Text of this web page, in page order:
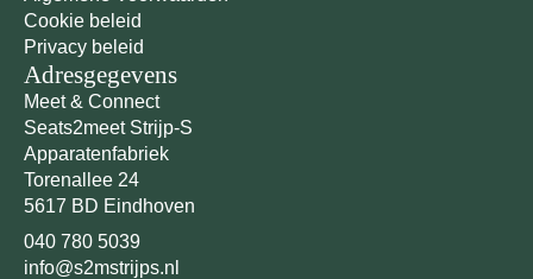
Cookie beleid
Privacy beleid
Adresgegevens
Meet & Connect
Seats2meet Strijp-S
Apparatenfabriek
Torenallee 24
5617 BD Eindhoven
040 780 5039
info@s2mstrijps.nl